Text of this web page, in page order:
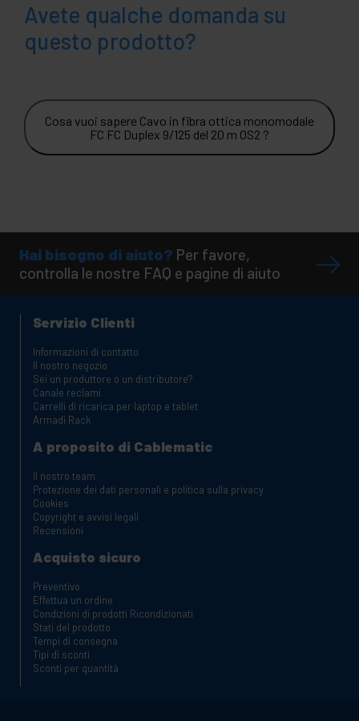
Avete qualche domanda su
questo prodotto?
Cosa vuoi sapere Cavo in fibra ottica monomodale
FC FC Duplex 9/125 del 20 m OS2 ?
Hai bisogno di aiuto? Per favore,
controlla le nostre FAQ e pagine di aiuto
Servizio Clienti
Informazioni di contatto
Il nostro negozio
Sei un produttore o un distributore?
Canale reclami
Carrelli di ricarica per laptop e tablet
Armadi Rack
A proposito di Cablematic
Il nostro team
Protezione dei dati personali e politica sulla privacy
Cookies
Copyright e avvisi legali
Recensioni
Acquisto sicuro
Preventivo
Effettua un ordine
Condizioni di prodotti Ricondizionati
Stati del prodotto
Tempi di consegna
Tipi di sconti
Sconti per quantità